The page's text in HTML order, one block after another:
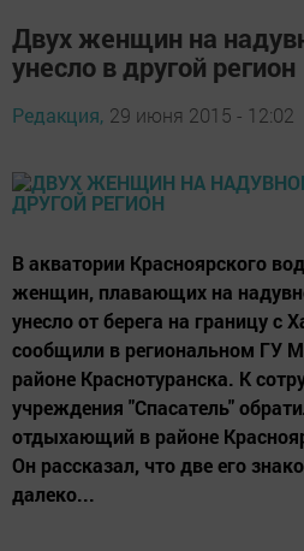
Двух женщин на
унесло в другой регион
Редакция, 29 июня 2015 - 12:02
В акватории Красноярского
женщин, плавающих на
унесло от берега на границу с
сообщили в региональном ГУ
районе Краснотуранска. К
учреждения "Спасатель"
отдыхающий в районе
Он рассказал, что две его
далеко...